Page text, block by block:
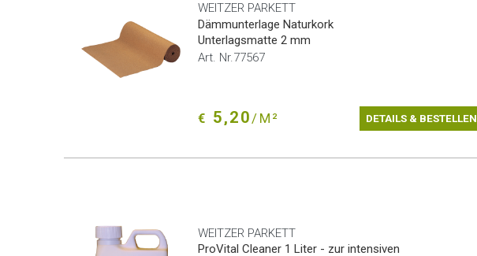
WEITZER PARKETT
Dämmunterlage Naturkork
Unterlagsmatte 2 mm
Art. Nr.77567
€ 5,20/M² DETAILS & BESTELLEN
WEITZER PARKETT
ProVital Cleaner 1 Liter - zur intensiven